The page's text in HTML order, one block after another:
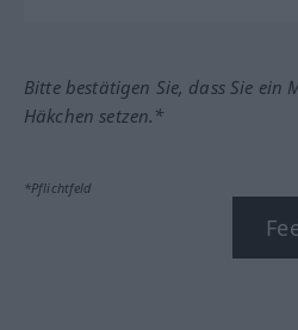
Bitte bestätigen Sie, dass Sie ein
Häkchen setzen.*
*Pflichtfeld